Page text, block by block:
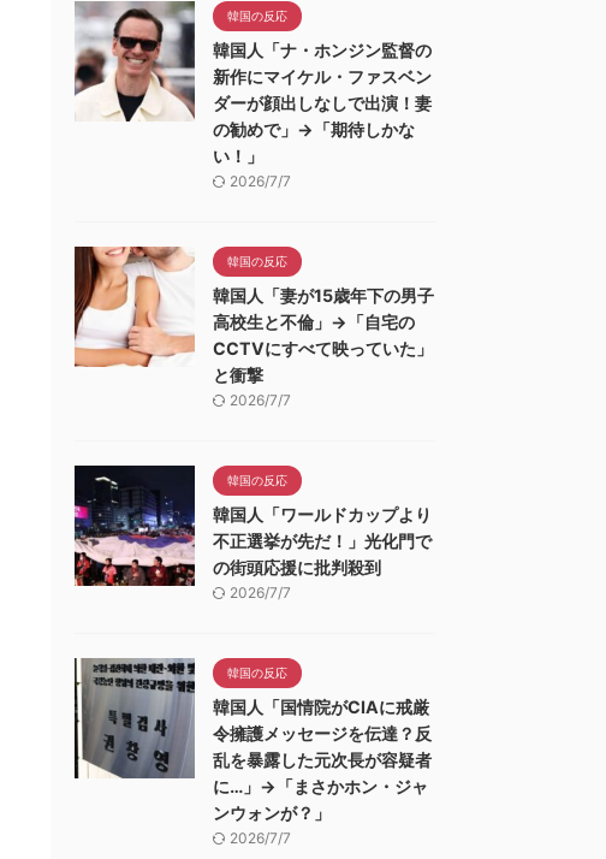
韓国の反応
韓国人「ナ・ホンジン監督の
新作にマイケル・ファスベン
ダーが顔出しなしで出演！妻
の勧めで」→「期待しかな
い！」
2026/7/7
韓国の反応
韓国人「妻が15歳年下の男子
高校生と不倫」→「自宅の
CCTVにすべて映っていた」
と衝撃
2026/7/7
韓国の反応
韓国人「ワールドカップより
不正選挙が先だ！」光化門で
の街頭応援に批判殺到
2026/7/7
韓国の反応
韓国人「国情院がCIAに戒厳
令擁護メッセージを伝達？反
乱を暴露した元次長が容疑者
に…」→「まさかホン・ジャ
ンウォンが？」
2026/7/7